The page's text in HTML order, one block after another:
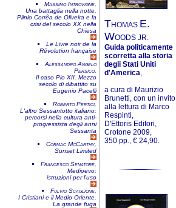
Massimo Introvigne,
Una battaglia nella notte.
Plinio Corrêa de Oliveira e la
crisi del secolo XX nella
Chiesa
Le Livre noir de la
Révolution française
Alessandro Angelo
Persico,
Il caso Pio XII. Mezzo
secolo di dibattito su
Eugenio Pacelli
Roberto Pertici,
L'altro Sessantotto italiano:
percorsi nella cultura anti-
progressista degli anni
Sessanta
Cormac McCarthy,
Sunset Limited
Francesco Senatore,
Medioevo:
istruzioni per l'uso
Fulvio Scaglione,
I Cristiani e il Medio Oriente.
La grande fuga
THOMAS E.
WOODS JR.
Guida politicamente
scorretta alla storia
degli Stati Uniti
d'America,
a cura di Maurizio
Brunetti, con un invito
alla lettura di Marco
Respinti,
D'Ettoris Editori,
Crotone 2009,
350 pp., € 24,90.